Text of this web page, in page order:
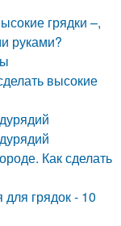
грядки –,
руками?
высокие
Как сделать
для грядок - 10